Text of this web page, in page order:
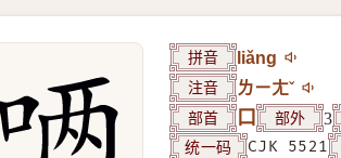
拼音 liǎng
注音 ㄌㄧㄤˇ
部首 口 部外 3
统一码 CJK 5521